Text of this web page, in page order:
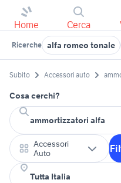
Home Cerca
Ricerche alfa romeo tonale
Subito Accessori auto
Cosa cerchi?
Accessori
Auto